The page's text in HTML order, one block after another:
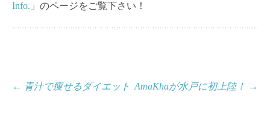
Info. 」のページをご覧下さい！
投← 青汁で痩せるダイエット AmaKhaが水戸に初上陸！ →